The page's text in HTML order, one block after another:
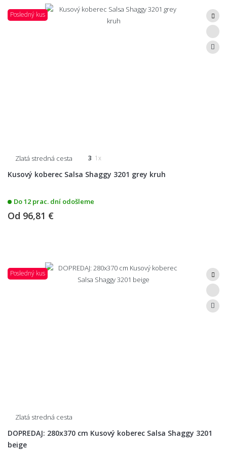
Posledný kus
Zlatá stredná cesta 3 1x
Kusový koberec Salsa Shaggy 3201 grey kruh
Do 12 prac. dní odošleme
Od 96,81 €
Posledný kus
Zlatá stredná cesta
DOPREDAJ: 280x370 cm Kusový koberec Salsa Shaggy 3201
beige